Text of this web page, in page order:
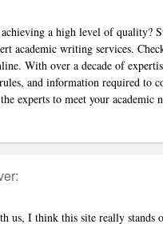
a high level of quality?
academic writing services.
With over a decade of
and information required to
experts to meet your academic
us, I think this site really stands